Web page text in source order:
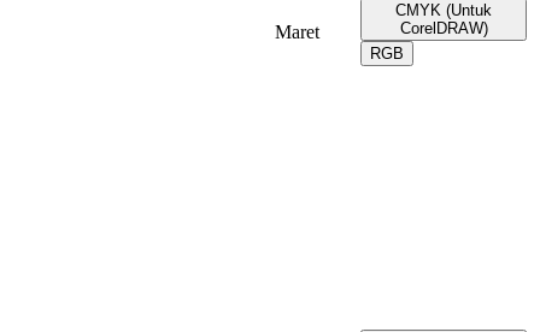
Maret
CMYK (Untuk
CorelDRAW)
RGB